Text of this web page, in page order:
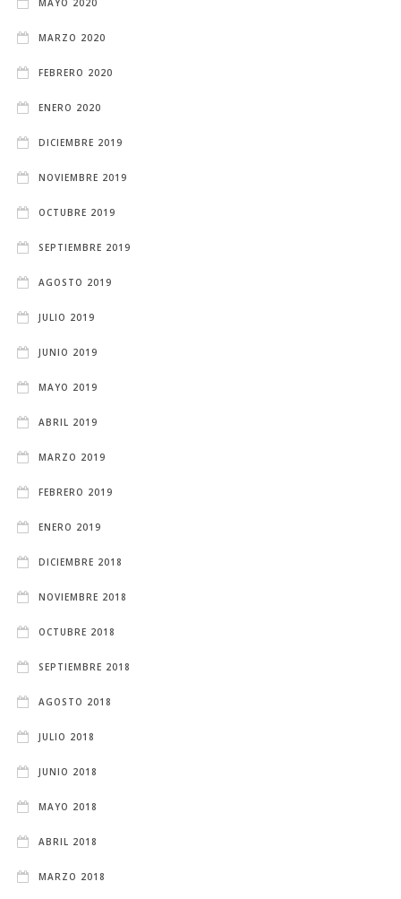
MAYO 2020
MARZO 2020
FEBRERO 2020
ENERO 2020
DICIEMBRE 2019
NOVIEMBRE 2019
OCTUBRE 2019
SEPTIEMBRE 2019
AGOSTO 2019
JULIO 2019
JUNIO 2019
MAYO 2019
ABRIL 2019
MARZO 2019
FEBRERO 2019
ENERO 2019
DICIEMBRE 2018
NOVIEMBRE 2018
OCTUBRE 2018
SEPTIEMBRE 2018
AGOSTO 2018
JULIO 2018
JUNIO 2018
MAYO 2018
ABRIL 2018
MARZO 2018